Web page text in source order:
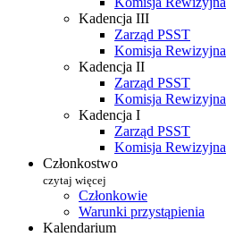
Kadencja III
Zarząd PSST
Komisja Rewizyjna
Kadencja II
Zarząd PSST
Komisja Rewizyjna
Kadencja I
Zarząd PSST
Komisja Rewizyjna
Członkostwo
czytaj więcej
Członkowie
Warunki przystąpienia
Kalendarium